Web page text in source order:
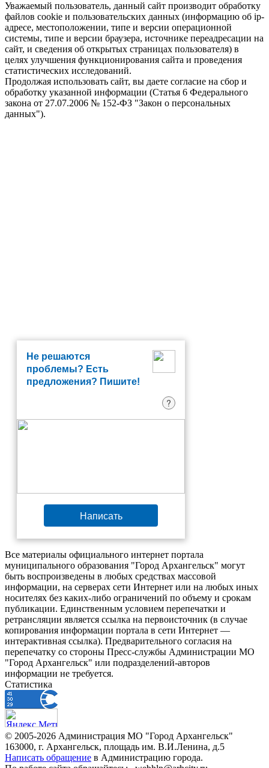
Уважаемый пользователь, данный сайт производит обработку
файлов cookie и пользовательских данных (информацию об ip-
адресе, местоположении, типе и версии операционной
системы, типе и версии браузера, источнике переадресации на
сайт, и сведения об открытых страницах пользователя) в
целях улучшения функционирования сайта и проведения
статистических исследований.
Продолжая использовать сайт, вы даете согласие на сбор и
обработку указанной информации (Статья 6 Федерального
закона от 27.07.2006 № 152-ФЗ "Закон о персональных
данных").
Не решаются
проблемы? Есть
предложения? Пишите!
?
Написать
Все материалы официального интернет портала
муниципального образования "Город Архангельск" могут
быть воспроизведены в любых средствах массовой
информации, на серверах сети Интернет или на любых иных
носителях без каких-либо ограничений по объему и срокам
публикации. Единственным условием перепечатки и
ретрансляции является ссылка на первоисточник (в случае
копирования информации портала в сети Интернет —
интерактивная ссылка). Предварительного согласия на
перепечатку со стороны Пресс-службы Администрации МО
"Город Архангельск" или подразделений-авторов
информации не требуется.
Статистика
© 2005-2026 Администрация МО "Город Архангельск"
163000, г. Архангельск, площадь им. В.И.Ленина, д.5
Написать обращение в Администрацию города.